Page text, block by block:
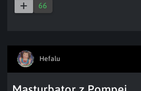
66
Hefalu